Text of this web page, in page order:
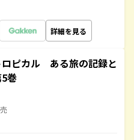
詳細を見る
ロピカル ある旅の記録と
巻